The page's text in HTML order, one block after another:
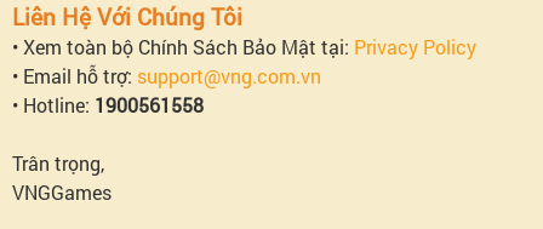
Liên Hệ Với Chúng Tôi
• Xem toàn bộ Chính Sách Bảo Mật tại: Privacy Policy
• Email hỗ trợ: support@vng.com.vn
• Hotline: 1900561558
Trân trọng,
VNGGames